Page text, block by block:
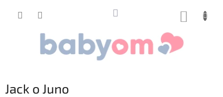
Jack o Juno